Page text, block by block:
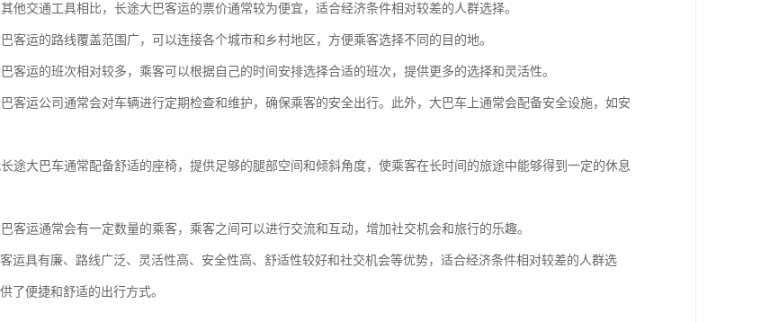
他交通工具相比，长途大巴客运的票价通常较为便宜，适合经济条件相对较差的人群选择。
客运的路线覆盖范围广，可以连接各个城市和乡村地区，方便乘客选择不同的目的地。
客运的班次相对较多，乘客可以根据自己的时间安排选择合适的班次，提供更多的选择和灵活性。
客运公司通常会对车辆进行定期检查和维护，确保乘客的安全出行。此外，大巴车上通常会配备安全设施，如安
途大巴车通常配备舒适的座椅，提供足够的腿部空间和倾斜角度，使乘客在长时间的旅途中能够得到一定的休息
客运通常会有一定数量的乘客，乘客之间可以进行交流和互动，增加社交机会和旅行的乐趣。
运具有廉、路线广泛、灵活性高、安全性高、舒适性较好和社交机会等优势，适合经济条件相对较差的人群选
了便捷和舒适的出行方式。